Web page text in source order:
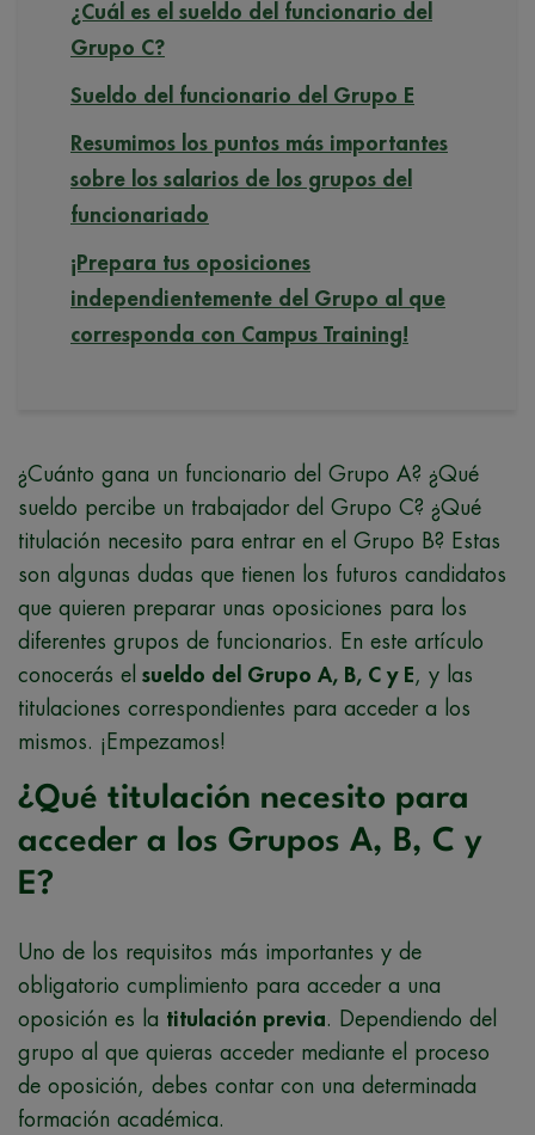
¿Cuál es el sueldo del funcionario del
Grupo C?
Sueldo del funcionario del Grupo E
Resumimos los puntos más importantes
sobre los salarios de los grupos del
funcionariado
¡Prepara tus oposiciones
independientemente del Grupo al que
corresponda con Campus Training!
¿Cuánto gana un funcionario del Grupo A? ¿Qué
sueldo percibe un trabajador del Grupo C? ¿Qué
titulación necesito para entrar en el Grupo B? Estas
son algunas dudas que tienen los futuros candidatos
que quieren preparar unas oposiciones para los
diferentes grupos de funcionarios. En este artículo
conocerás el sueldo del Grupo A, B, C y E, y las
titulaciones correspondientes para acceder a los
mismos. ¡Empezamos!
¿Qué titulación necesito para
acceder a los Grupos A, B, C y
E?
Uno de los requisitos más importantes y de
obligatorio cumplimiento para acceder a una
oposición es la titulación previa. Dependiendo del
grupo al que quieras acceder mediante el proceso
de oposición, debes contar con una determinada
formación académica.